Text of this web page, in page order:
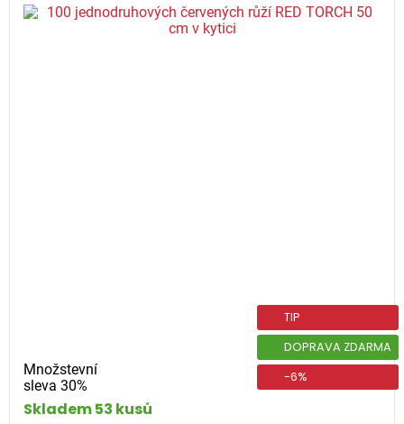
Množstevní
sleva 30%
TIP
DOPRAVA ZDARMA
-6%
Skladem 53 kusů